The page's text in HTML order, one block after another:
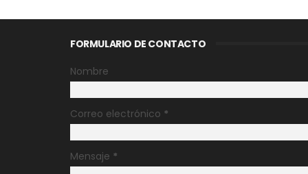
FORMULARIO DE CONTACTO
Nombre
Correo electrónico *
Mensaje *